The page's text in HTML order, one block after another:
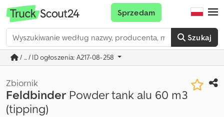
Szukaj
Sprzedam
/ ... / ID ogłoszenia: A217-08-258
Zbiornik
Feldbinder Powder tank alu 60 m3
(tipping)